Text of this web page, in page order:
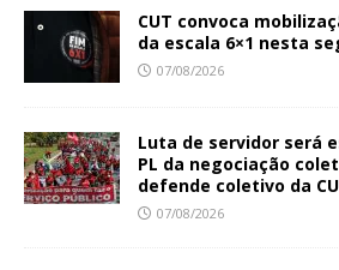
CUT convoca
da escala 6×1 nesta
07/08/2026
Luta de servidor será
PL da negociação
defende coletivo da
07/08/2026